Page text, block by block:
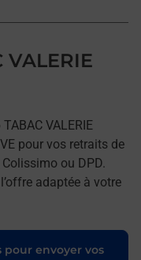
VALERIE
pour vos retraits de
ou DPD.
adaptée à votre
pour envoyer vos